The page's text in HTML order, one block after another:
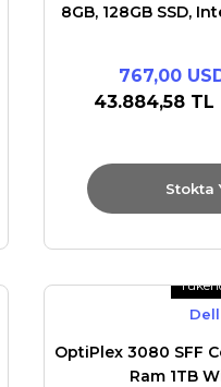
8GB, 128GB SSD,
767,00
43.884,58 TL
Stokta
Dell
OptiPlex 3080 SFF
Ram 1TB